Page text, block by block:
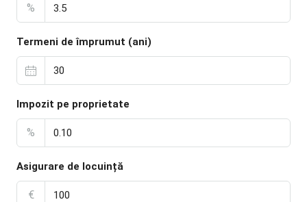
%
Termeni de împrumut (ani)
Impozit pe proprietate
%
Asigurare de locuință
€